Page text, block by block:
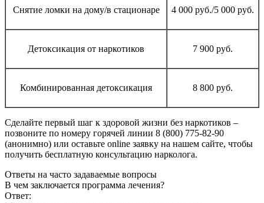
Снятие ломки на дому/в стационаре 4 000 руб./5 000 руб.
Детоксикация от наркотиков 7 900 руб.
Комбинированная детоксикация 8 800 руб.
Сделайте первый шаг к здоровой жизни без наркотиков –
позвоните по номеру горячей линии 8 (800) 775-82-90
(анонимно) или оставьте online заявку на нашем сайте, чтобы
получить бесплатную консультацию нарколога.
Ответы на часто задаваемые вопросы
В чем заключается программа лечения?
Ответ: